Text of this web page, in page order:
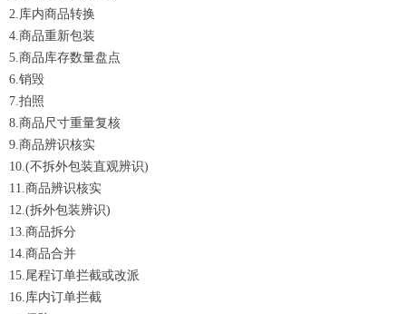
2.库内商品转换
4.商品重新包装
5.商品库存数量盘点
6.销毁
7.拍照
8.商品尺寸重量复核
9.商品辨识核实
10.(不拆外包装直观辨识)
11.商品辨识核实
12.(拆外包装辨识)
13.商品拆分
14.商品合并
15.尾程订单拦截或改派
16.库内订单拦截